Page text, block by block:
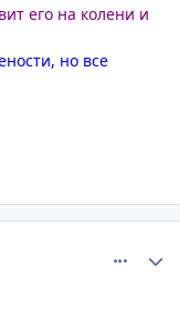
его на колени и
но все